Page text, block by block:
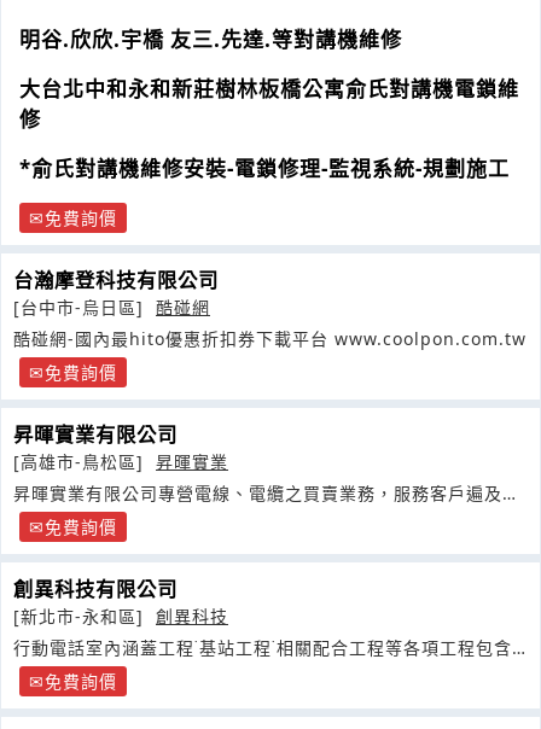
明谷.欣欣.宇橋 友三.先達.等對講機維修
大台北中和永和新莊樹林板橋公寓俞氏對講機電鎖維
修
*俞氏對講機維修安裝-電鎖修理-監視系統-規劃施工
免費詢價
台瀚摩登科技有限公司
[台中市-烏日區]
酷碰網
酷碰網-國內最hito優惠折扣券下載平台 www.coolpon.com.tw
免費詢價
昇暉實業有限公司
[高雄市-鳥松區]
昇暉實業
昇暉實業有限公司專營電線、電纜之買賣業務，服務客戶遍及全
省，包含各公家機關
免費詢價
創異科技有限公司
[新北市-永和區]
創異科技
行動電話室內涵蓋工程˙基站工程˙相關配合工程等各項工程包含
規劃站台會勘設計施工
免費詢價